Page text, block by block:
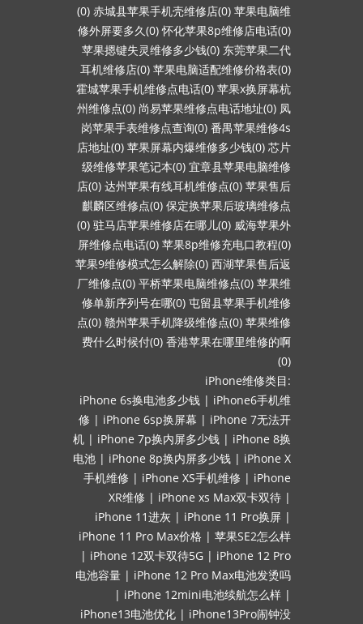
(0) 赤城县苹果手机壳维修店(0) 苹果电脑维
修外屏要多久(0) 怀化苹果8p维修店电话(0)
苹果摁键失灵维修多少钱(0) 东莞苹果二代
耳机维修店(0) 苹果电脑适配维修价格表(0)
霍城苹果手机维修点电话(0) 苹果x换屏幕杭
州维修点(0) 尚易苹果维修点电话地址(0) 凤
岗苹果手表维修点查询(0) 番禺苹果维修4s
店地址(0) 苹果屏幕内爆维修多少钱(0) 芯片
级维修苹果笔记本(0) 宜章县苹果电脑维修
店(0) 达州苹果有线耳机维修点(0) 苹果售后
麒麟区维修点(0) 保定换苹果后玻璃维修点
(0) 驻马店苹果维修店在哪儿(0) 威海苹果外
屏维修点电话(0) 苹果8p维修充电口教程(0)
苹果9维修模式怎么解除(0) 西湖苹果售后返
厂维修点(0) 平桥苹果电脑维修点(0) 苹果维
修单新序列号在哪(0) 屯留县苹果手机维修
点(0) 赣州苹果手机降级维修点(0) 苹果维修
费什么时候付(0) 香港苹果在哪里维修的啊
(0)
iPhone维修类目:
iPhone 6s换电池多少钱 | iPhone6手机维
修 | iPhone 6sp换屏幕 | iPhone 7无法开
机 | iPhone 7p换内屏多少钱 | iPhone 8换
电池 | iPhone 8p换内屏多少钱 | iPhone X
手机维修 | iPhone XS手机维修 | iPhone
XR维修 | iPhone xs Max双卡双待 |
iPhone 11进灰 | iPhone 11 Pro换屏 |
iPhone 11 Pro Max价格 | 苹果SE2怎么样
| iPhone 12双卡双待5G | iPhone 12 Pro
电池容量 | iPhone 12 Pro Max电池发烫吗
| iPhone 12mini电池续航怎么样 |
iPhone13电池优化 | iPhone13Pro闹钟没